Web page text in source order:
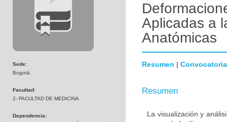
Sede:
Bogotá
Facultad:
2- FACULTAD DE MEDICINA
Dependencia:
Aplicadas a
Anatómicas
Resumen | Convocatoria
Resumen
La visualización y